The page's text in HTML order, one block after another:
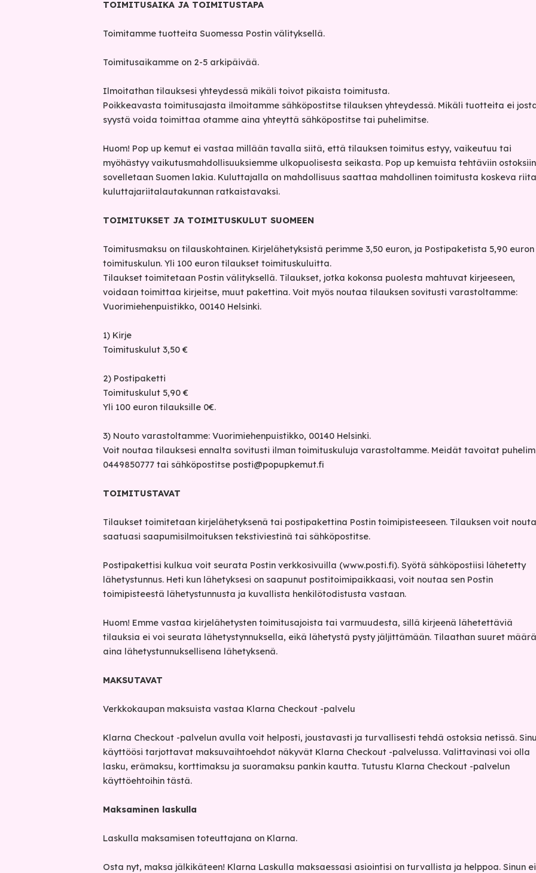
TOIMITUSAIKA JA TOIMITUSTAPA
Toimitamme tuotteita Suomessa Postin välityksellä.
Toimitusaikamme on 2-5 arkipäivää.
Ilmoitathan tilauksesi yhteydessä mikäli toivot pikaista toimitusta.
Poikkeavasta toimitusajasta ilmoitamme sähköpostitse tilauksen yhteydessä. Mikäli tuotteita ei
syystä voida toimittaa otamme aina yhteyttä sähköpostitse tai puhelimitse.
Huom! Pop up kemut ei vastaa millään tavalla siitä, että tilauksen toimitus estyy, vaikeutuu tai
myöhästyy vaikutusmahdollisuuksiemme ulkopuolisesta seikasta. Pop up kemuista tehtäviin ostoksiin
sovelletaan Suomen lakia. Kuluttajalla on mahdollisuus saattaa mahdollinen toimitusta koskeva riita
kuluttajariitalautakunnan ratkaistavaksi.
TOIMITUKSET JA TOIMITUSKULUT SUOMEEN
Toimitusmaksu on tilauskohtainen. Kirjelähetyksistä perimme 3,50 euron, ja Postipaketista 5,90 euron
toimituskulun. Yli 100 euron tilaukset toimituskuluitta.
Tilaukset toimitetaan Postin välityksellä. Tilaukset, jotka kokonsa puolesta mahtuvat kirjeeseen,
voidaan toimittaa kirjeitse, muut pakettina. Voit myös noutaa tilauksen sovitusti varastoltamme:
Vuorimiehenpuistikko, 00140 Helsinki.
1) Kirje
Toimituskulut 3,50 €
2) Postipaketti
Toimituskulut 5,90 €
Yli 100 euron tilauksille 0€.
3) Nouto varastoltamme: Vuorimiehenpuistikko, 00140 Helsinki.
Voit noutaa tilauksesi ennalta sovitusti ilman toimituskuluja varastoltamme. Meidät tavoitat
0449850777 tai sähköpostitse posti@popupkemut.fi
TOIMITUSTAVAT
Tilaukset toimitetaan kirjelähetyksenä tai postipakettina Postin toimipisteeseen. Tilauksen voit
saatuasi saapumisilmoituksen tekstiviestinä tai sähköpostitse.
Postipakettisi kulkua voit seurata Postin verkkosivuilla (www.posti.fi). Syötä sähköpostiisi lähetetty
lähetystunnus. Heti kun lähetyksesi on saapunut postitoimipaikkaasi, voit noutaa sen Postin
toimipisteestä lähetystunnusta ja kuvallista henkilötodistusta vastaan.
Huom! Emme vastaa kirjelähetysten toimitusajoista tai varmuudesta, sillä kirjeenä lähetettäviä
tilauksia ei voi seurata lähetystynnuksella, eikä lähetystä pysty jäljittämään. Tilaathan suuret
aina lähetystunnuksellisena lähetyksenä.
MAKSUTAVAT
Verkkokaupan maksuista vastaa Klarna Checkout -palvelu
Klarna Checkout -palvelun avulla voit helposti, joustavasti ja turvallisesti tehdä ostoksia netissä.
käyttöösi tarjottavat maksuvaihtoehdot näkyvät Klarna Checkout -palvelussa. Valittavinasi voi olla
lasku, erämaksu, korttimaksu ja suoramaksu pankin kautta. Tutustu Klarna Checkout -palvelun
käyttöehtoihin tästä.
Maksaminen laskulla
Laskulla maksamisen toteuttajana on Klarna.
Osta nyt, maksa jälkikäteen! Klarna Laskulla maksaessasi asiointisi on turvallista ja helppoa. Sinun ei